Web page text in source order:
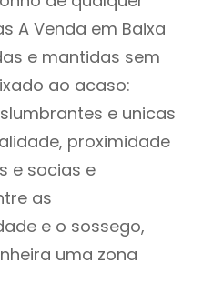
A Venda em Baixa
e mantidas sem
ao acaso:
e unicas
proximidade
e socias e
as
e o sossego,
uma zona